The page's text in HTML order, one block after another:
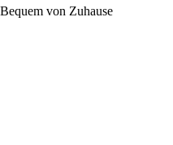
Bequem von Zuhause